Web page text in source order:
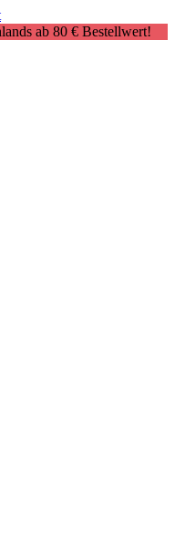
ab 80 € Bestellwert!